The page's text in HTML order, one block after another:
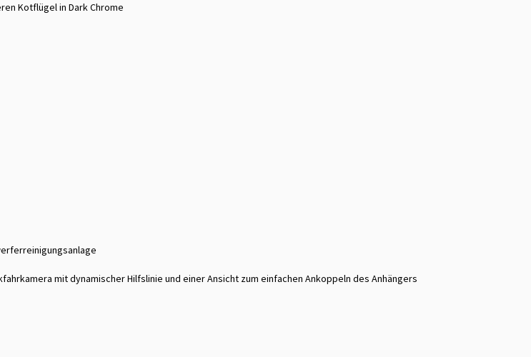
Kotflügel in Dark Chrome
mit dynamischer Hilfslinie und einer Ansicht zum einfachen Ankoppeln des Anhängers